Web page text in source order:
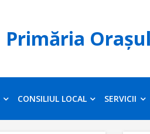
Primăria
CONSILIUL LOCAL SERVICII